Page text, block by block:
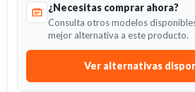
¿Necesitas comprar ahora?
Consulta otros modelos
mejor alternativa a este producto.
Ver alternativas